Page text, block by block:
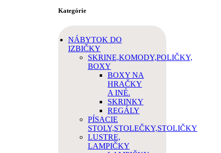
Kategórie
NÁBYTOK DO
IZBIČKY
SKRINE,KOMODY,POLIČKY,
BOXY
BOXY NA
HRAČKY
A INÉ.
SKRINKY
REGÁLY
PÍSACIE
STOLY,STOLEČKY,STOLIČKY
LUSTRE,
LAMPIČKY